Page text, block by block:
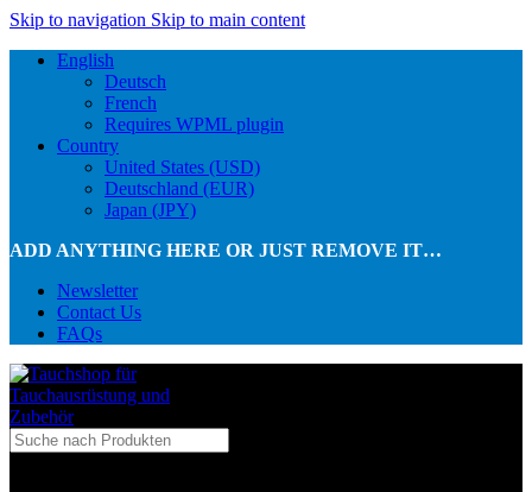
Skip to navigation Skip to main content
English
Deutsch
French
Requires WPML plugin
Country
United States (USD)
Deutschland (EUR)
Japan (JPY)
ADD ANYTHING HERE OR JUST REMOVE IT…
Newsletter
Contact Us
FAQs